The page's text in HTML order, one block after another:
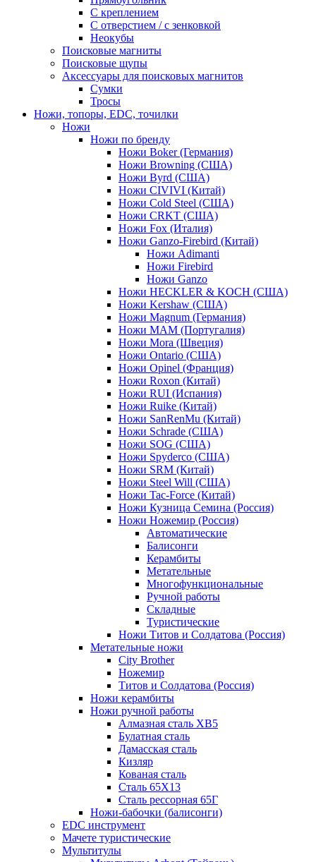
С креплением
С отверстием / с зенковкой
Неокубы
Поисковые магниты
Поисковые щупы
Аксессуары для поисковых магнитов
Сумки
Тросы
Ножи, топоры, EDC, точилки
Ножи
Ножи по бренду
Ножи Boker (Германия)
Ножи Browning (США)
Ножи Byrd (США)
Ножи CIVIVI (Китай)
Ножи Cold Steel (США)
Ножи CRKT (США)
Ножи Fox (Италия)
Ножи Ganzo-Firebird (Китай)
Ножи Adimanti
Ножи Firebird
Ножи Ganzo
Ножи HECKLER & KOCH (США)
Ножи Kershaw (США)
Ножи Magnum (Германия)
Ножи MAM (Португалия)
Ножи Mora (Швеция)
Ножи Ontario (США)
Ножи Opinel (Франция)
Ножи Roxon (Китай)
Ножи RUI (Испания)
Ножи Ruike (Китай)
Ножи SanRenMu (Китай)
Ножи Schrade (США)
Ножи SOG (США)
Ножи Spyderco (США)
Ножи SRM (Китай)
Ножи Steel Will (США)
Ножи Tac-Force (Китай)
Ножи Кузница Семина (Россия)
Ножи Ножемир (Россия)
Автоматические
Балисонги
Керамбиты
Метательные
Многофункциональные
Ручной работы
Складные
Туристические
Ножи Титов и Солдатова (Россия)
Метательные ножи
City Brother
Ножемир
Титов и Солдатова (Россия)
Ножи керамбиты
Ножи ручной работы
Алмазная сталь ХВ5
Булатная сталь
Дамасская сталь
Кизляр
Кованая сталь
Сталь 65Х13
Сталь рессорная 65Г
Ножи-бабочки (балисонги)
EDC инструмент
Мачете туристические
Мультитулы